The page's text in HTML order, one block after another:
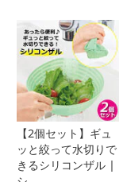
【2個セット】ギュ
ッと絞って水切りで
きるシリコンザル |